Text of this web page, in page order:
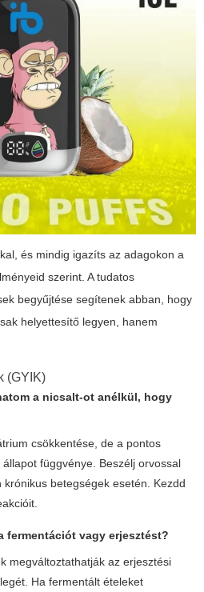
és mindig igazíts az adagokon a
szerint. A tudatos
begyűjtése segítenek abban, hogy
helyettesítő legyen, hanem
(GYIK)
a nicsalt-ot anélkül, hogy
csökkentése, de a pontos
függvénye. Beszélj orvossal
betegségek esetén. Kezdd
fermentációt vagy erjesztést?
megváltoztathatják az erjesztési
Ha fermentált ételeket